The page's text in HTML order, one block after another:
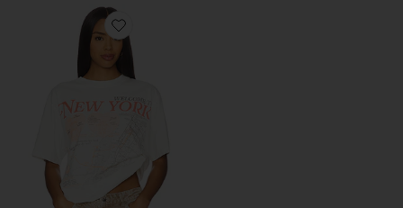
Favorite WELCOME TO NEW YORK Tシャツ